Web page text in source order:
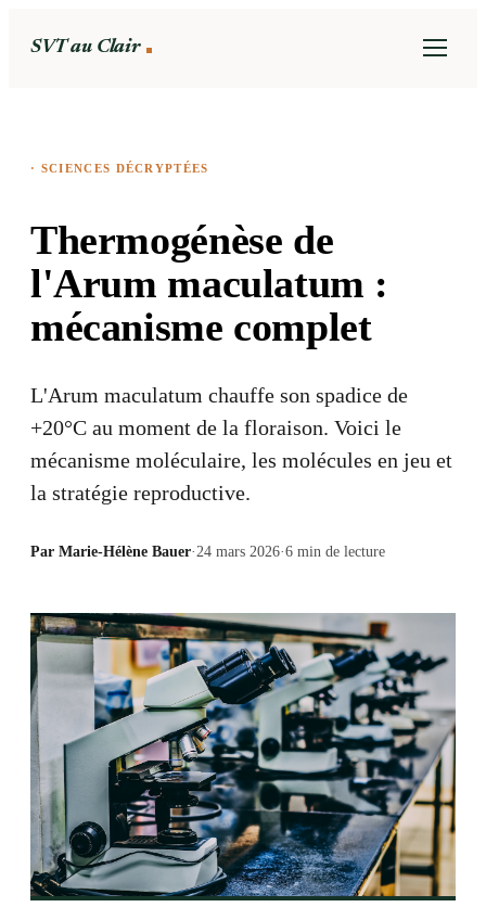
SVT au Clair
· SCIENCES DÉCRYPTÉES
Thermogénèse de
l'Arum maculatum :
mécanisme complet
L'Arum maculatum chauffe son spadice de
+20°C au moment de la floraison. Voici le
mécanisme moléculaire, les molécules en jeu et
la stratégie reproductive.
Par Marie-Hélène Bauer·24 mars 2026·6 min de lecture